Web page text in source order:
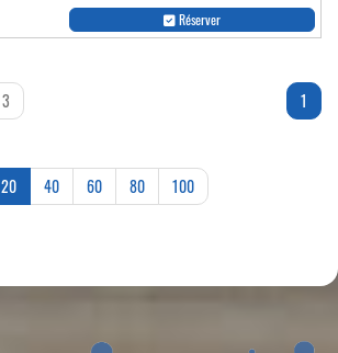
Réserver
1
3
20 40 60 80 100